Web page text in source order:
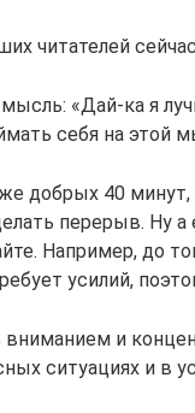
читателей
мысль: «Дай-ка я
себя на этой
добрых 40
перерыв. Ну
Например, до
усилий,
вниманием и
ситуациях и в